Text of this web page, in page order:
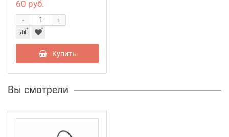
60 руб.
+
-
Купить
Вы смотрели